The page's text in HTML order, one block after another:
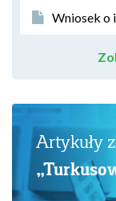
Wniosek o
Artykuły